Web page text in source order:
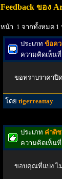
Feedback ของ
หน้า 1 จากทั้งหมด 1
ประเภท ข้อค
ความคิดเห็นที่
ขอทราบราคาปิ
โดย tigerreattay
ประเภท คำติ
ความคิดเห็นที่
ขอบคุณที่แบ่ง ไ